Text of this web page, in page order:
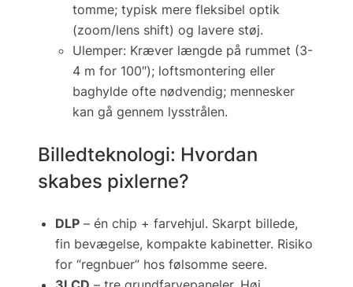
tomme; typisk mere fleksibel optik
(zoom/lens shift) og lavere støj.
Ulemper: Kræver længde på rummet (3-
4 m for 100″); loftsmontering eller
baghylde ofte nødvendig; mennesker
kan gå gennem lysstrålen.
Billedteknologi: Hvordan
skabes pixlerne?
DLP – én chip + farvehjul. Skarpt billede,
fin bevægelse, kompakte kabinetter. Risiko
for “regnbuer” hos følsomme seere.